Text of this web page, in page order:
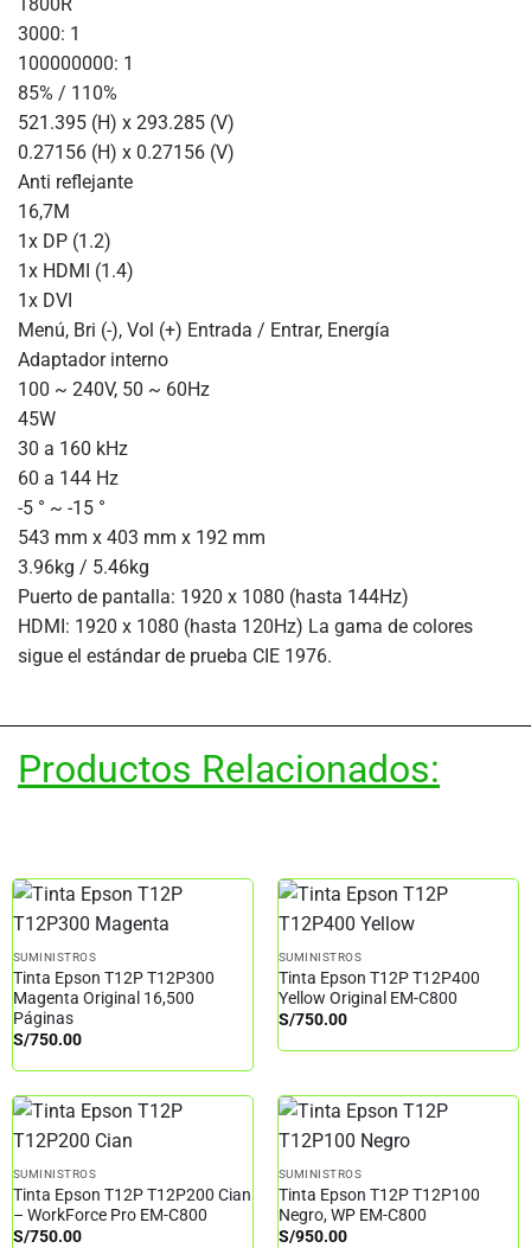
3000: 1
100000000: 1
85% / 110%
521.395 (H) x 293.285 (V)
0.27156 (H) x 0.27156 (V)
Anti reflejante
16,7M
1x DP (1.2)
1x HDMI (1.4)
1x DVI
Menú, Bri (-), Vol (+) Entrada / Entrar, Energía
Adaptador interno
100 ~ 240V, 50 ~ 60Hz
45W
30 a 160 kHz
60 a 144 Hz
-5 ° ~ -15 °
543 mm x 403 mm x 192 mm
3.96kg / 5.46kg
Puerto de pantalla: 1920 x 1080 (hasta 144Hz)
HDMI: 1920 x 1080 (hasta 120Hz) La gama de colores
sigue el estándar de prueba CIE 1976.
Productos Relacionados:
SUMINISTROS
Tinta Epson T12P T12P300
Magenta Original 16,500
Páginas
S/750.00
SUMINISTROS
Tinta Epson T12P T12P400
Yellow Original EM-C800
S/750.00
SUMINISTROS
Tinta Epson T12P T12P200 Cian
– WorkForce Pro EM-C800
S/750.00
SUMINISTROS
Tinta Epson T12P T12P100
Negro, WP EM-C800
S/950.00